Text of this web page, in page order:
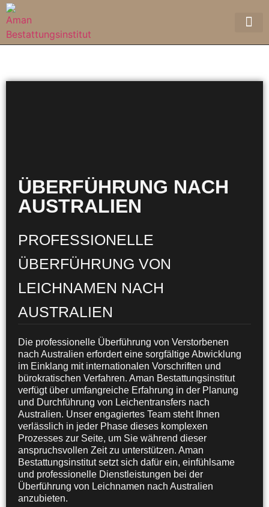
ÜBERFÜHRUNG NACH
AUSTRALIEN
PROFESSIONELLE
ÜBERFÜHRUNG VON
LEICHNAMEN NACH
AUSTRALIEN
Die professionelle Überführung von Verstorbenen
nach Australien erfordert eine sorgfältige Abwicklung
im Einklang mit internationalen Vorschriften und
bürokratischen Verfahren. Aman Bestattungsinstitut
verfügt über umfangreiche Erfahrung in der Planung
und Durchführung von Leichentransfers nach
Australien. Unser engagiertes Team steht Ihnen
verlässlich in jeder Phase dieses komplexen
Prozesses zur Seite, um Sie während dieser
anspruchsvollen Zeit zu unterstützen. Aman
Bestattungsinstitut setzt sich dafür ein, einfühlsame
und professionelle Dienstleistungen bei der
Überführung von Leichnamen nach Australien
anzubieten.